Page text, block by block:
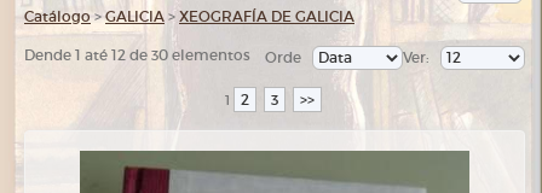
Catálogo >GALICIA > XEOGRAFÍA DE GALICIA
Dende 1 até 12 de 30 elementos Ver:
Orde
1 2 3 >>